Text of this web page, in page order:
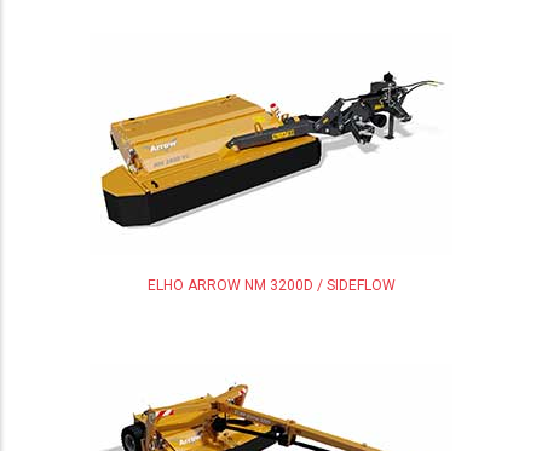
ELHO ARROW NM 3200D / SIDEFLOW